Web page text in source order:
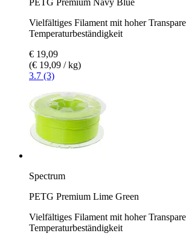
Vielfältiges Filament mit hoher
Temperaturbeständigkeit
€ 19,09
(€ 19,09 / kg)
3.7 (3)
Spectrum
PETG Premium Lime Green
Vielfältiges Filament mit hoher
Temperaturbeständigkeit